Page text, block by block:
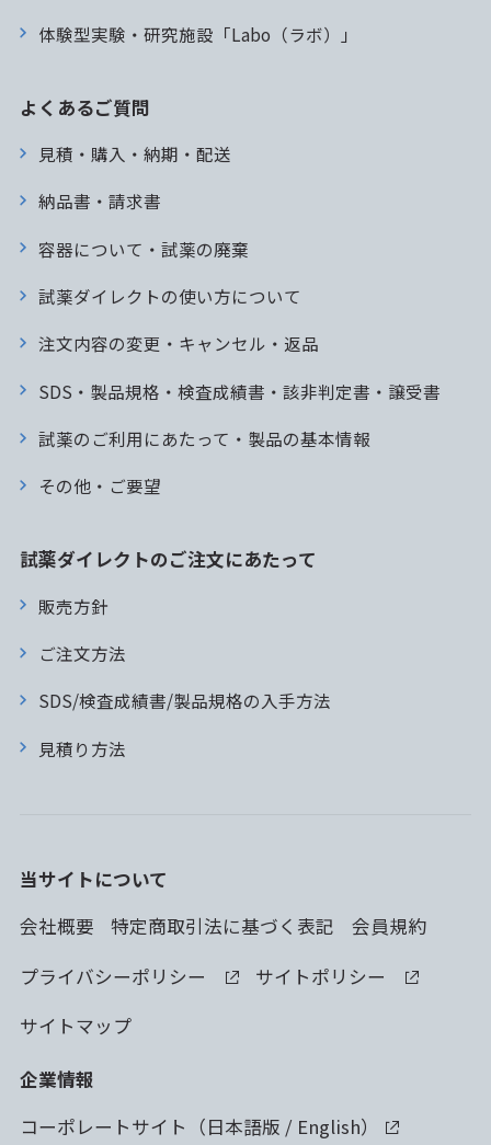
体験型実験・研究施設「Labo（ラボ）」
よくあるご質問
見積・購入・納期・配送
納品書・請求書
容器について・試薬の廃棄
試薬ダイレクトの使い方について
注文内容の変更・キャンセル・返品
SDS・製品規格・検査成績書・該非判定書・譲受書
試薬のご利用にあたって・製品の基本情報
その他・ご要望
試薬ダイレクトのご注文にあたって
販売方針
ご注文方法
SDS/検査成績書/製品規格の入手方法
見積り方法
当サイトについて
会社概要
特定商取引法に基づく表記
会員規約
プライバシーポリシー
サイトポリシー
サイトマップ
企業情報
コーポレートサイト（日本語版 / English）